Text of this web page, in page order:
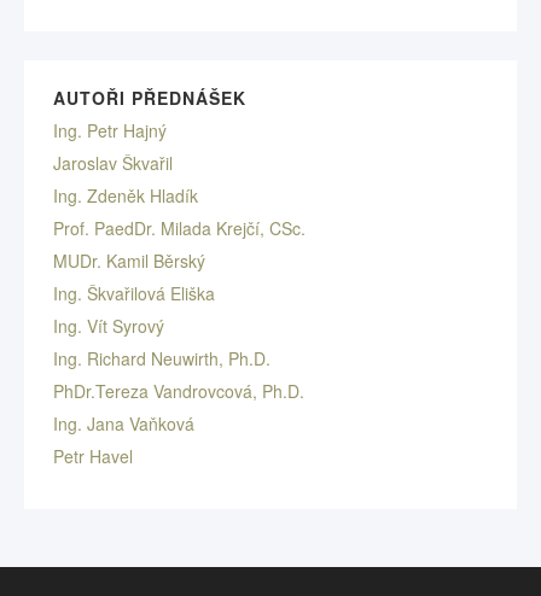
AUTOŘI PŘEDNÁŠEK
Ing. Petr Hajný
Jaroslav Škvařil
Ing. Zdeněk Hladík
Prof. PaedDr. Milada Krejčí, CSc.
MUDr. Kamil Běrský
Ing. Škvařilová Eliška
Ing. Vít Syrový
Ing. Richard Neuwirth, Ph.D.
PhDr.Tereza Vandrovcová, Ph.D.
Ing. Jana Vaňková
Petr Havel